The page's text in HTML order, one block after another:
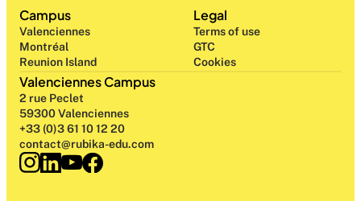
Campus
Valenciennes
Montréal
Reunion Island
Legal
Terms of use
GTC
Cookies
Valenciennes Campus
2 rue Peclet
59300 Valenciennes
+33 (0)3 61 10 12 20
contact@rubika-edu.com